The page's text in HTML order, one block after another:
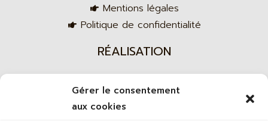
Gérer le consentement
aux cookies
Mentions légales
Politique de confidentialité
RÉALISATION
Agence web